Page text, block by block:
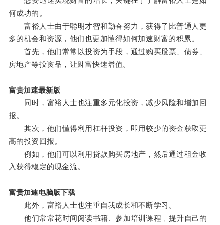
何成功的。
富裕人士由于聪明才智和勤奋努力，获得了比普通人更
多的机会和资源，他们也更加懂得如何加速财富的积累。
首先，他们常常以投资为手段，通过购买股票、债券、
房地产等投资品，让财富快速增值。
富贵加速最新版
同时，富裕人士也注重多元化投资，减少风险和增加回
报。
其次，他们懂得利用杠杆投资，即用较少的资金获取更
高的投资回报。
例如，他们可以利用贷款购买房地产，然后通过租金收
入获得稳定的现金流。
富贵加速电脑版下载
此外，富裕人士也注重自我成长和不断学习。
他们常常花时间阅读书籍、参加培训课程，提升自己的